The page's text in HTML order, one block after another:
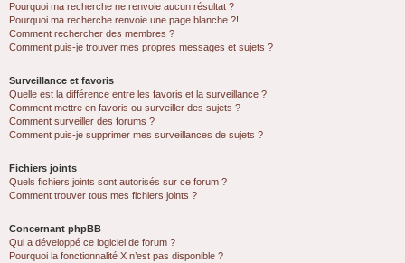
Pourquoi ma recherche ne renvoie aucun résultat ?
Pourquoi ma recherche renvoie une page blanche ?!
Comment rechercher des membres ?
Comment puis-je trouver mes propres messages et sujets ?
Surveillance et favoris
Quelle est la différence entre les favoris et la surveillance ?
Comment mettre en favoris ou surveiller des sujets ?
Comment surveiller des forums ?
Comment puis-je supprimer mes surveillances de sujets ?
Fichiers joints
Quels fichiers joints sont autorisés sur ce forum ?
Comment trouver tous mes fichiers joints ?
Concernant phpBB
Qui a développé ce logiciel de forum ?
Pourquoi la fonctionnalité X n’est pas disponible ?